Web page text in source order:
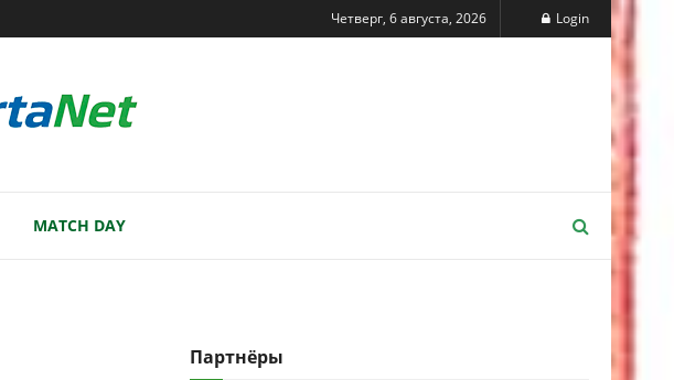
Четверг, 6 августа, 2026 Login
MATCH DAY
Партнёры